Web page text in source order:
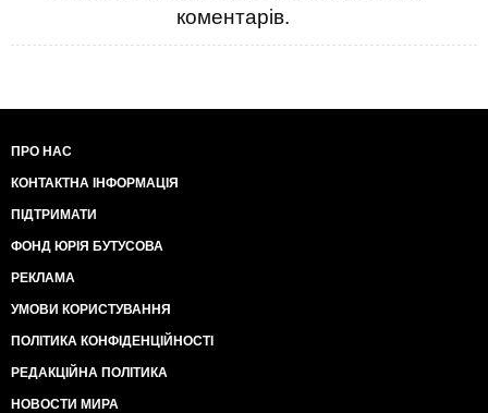
коментарів.
ПРО НАС
КОНТАКТНА ІНФОРМАЦІЯ
ПІДТРИМАТИ
ФОНД ЮРІЯ БУТУСОВА
РЕКЛАМА
УМОВИ КОРИСТУВАННЯ
ПОЛІТИКА КОНФІДЕНЦІЙНОСТІ
РЕДАКЦІЙНА ПОЛІТИКА
НОВОСТИ МИРА